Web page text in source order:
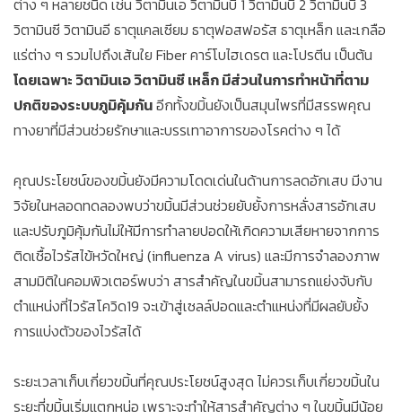
ต่าง ๆ หลายชนิด เช่น วิตามินเอ วิตามินบี 1 วิตามินบี 2 วิตามินบี 3
วิตามินซี วิตามินอี ธาตุแคลเซียม ธาตุฟอสฟอรัส ธาตุเหล็ก และเกลือ
แร่ต่าง ๆ รวมไปถึงเส้นใย Fiber คาร์โบไฮเดรต และโปรตีน เป็นต้น
โดยเฉพาะ วิตามินเอ วิตามินซี เหล็ก มีส่วนในการทำหน้าที่ตาม
ปกติของระบบภูมิคุ้มกันอีกทั้งขมิ้นยังเป็นสมุนไพรที่มีสรรพคุณ
ทางยาที่มีส่วนช่วยรักษาและบรรเทาอาการของโรคต่าง ๆ ได้
คุณประโยชน์ของขมิ้นยังมีความโดดเด่นในด้านการลดอักเสบ มีงาน
วิจัยในหลอดทดลองพบว่าขมิ้นมีส่วนช่วยยับยั้งการหลั่งสารอักเสบ
และปรับภูมิคุ้มกันไม่ให้มีการทำลายปอดให้เกิดความเสียหายจากการ
ติดเชื้อไวรัสไข้หวัดใหญ่ (influenza A virus) และมีการจำลองภาพ
สามมิติในคอมพิวเตอร์พบว่า สารสำคัญในขมิ้นสามารถแย่งจับกับ
ตำแหน่งที่ไวรัสโควิด19 จะเข้าสู่เซลล์ปอดและตำแหน่งที่มีผลยับยั้ง
การแบ่งตัวของไวรัสได้
ระยะเวลาเก็บเกี่ยวขมิ้นที่คุณประโยชน์สูงสุด ไม่ควรเก็บเกี่ยวขมิ้นใน
ระยะที่ขมิ้นเริ่มแตกหน่อ เพราะจะทำให้สารสำคัญต่าง ๆ ในขมิ้นมีน้อย